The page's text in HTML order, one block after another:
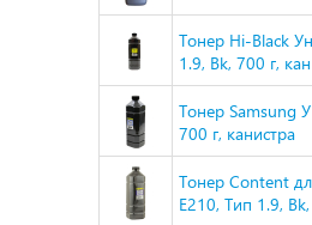
Тонер Hi-Black
1.9, Bk, 700 г,
Тонер Samsung
700 г, канистра
Тонер Content
E210, Тип 1.9,